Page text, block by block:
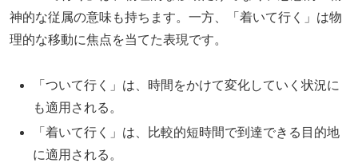
神的な従属の意味も持ちます。一方、「着いて行く」は物
理的な移動に焦点を当てた表現です。
「ついて行く」は、時間をかけて変化していく状況に
も適用される。
「着いて行く」は、比較的短時間で到達できる目的地
に適用される。